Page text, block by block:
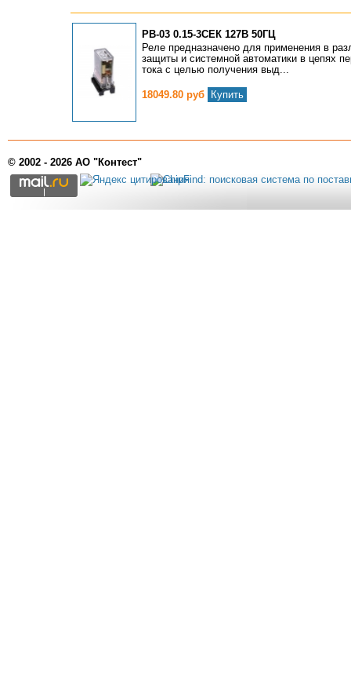
РВ-03 0.15-3СЕК 127В 50ГЦ
Реле предназначено для применения в
защиты и системной автоматики в цепях
тока с целью получения выд...
18049.80 руб Купить
© 2002 - 2026 АО "Контест"